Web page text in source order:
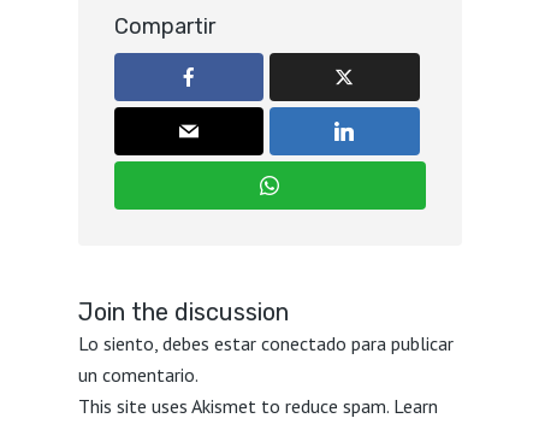
Compartir
Join the discussion
Lo siento, debes estar conectado para publicar
un comentario.
This site uses Akismet to reduce spam. Learn